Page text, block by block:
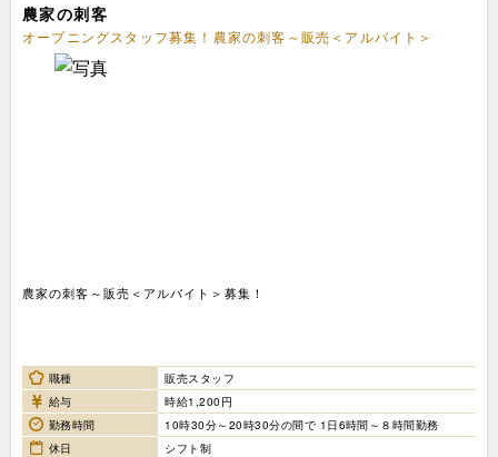
農家の刺客
オープニングスタッフ募集！農家の刺客～販売＜アルバイト＞
農家の刺客～販売＜アルバイト＞募集！
職種
販売スタッフ
給与
時給1,200円
勤務時間
10時30分～20時30分の間で 1日6時間～８時間勤務
休日
シフト制